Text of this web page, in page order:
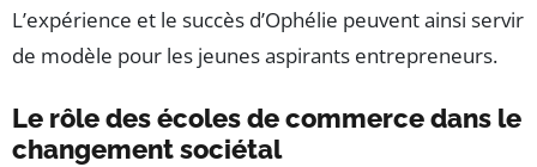
L’expérience et le succès d’Ophélie peuvent ainsi servir
de modèle pour les jeunes aspirants entrepreneurs.
Le rôle des écoles de commerce dans le
changement sociétal